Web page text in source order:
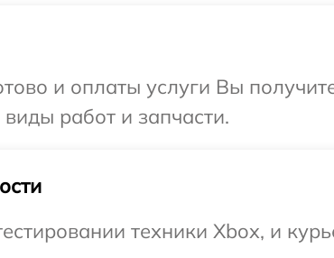
и оплаты услуги Вы
работ и запчасти.
техники Xbox, и